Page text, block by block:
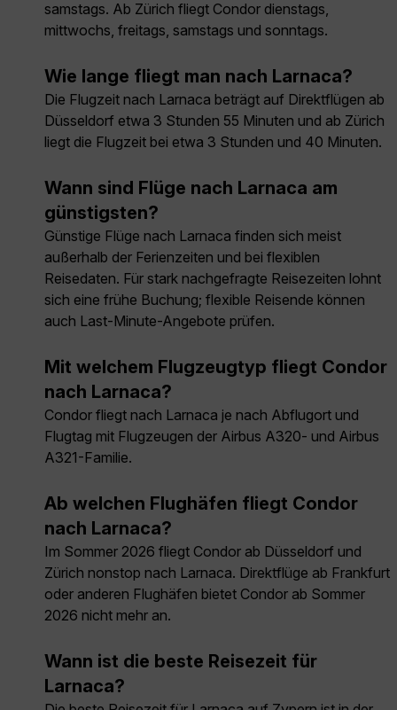
samstags. Ab Zürich fliegt Condor dienstags,
mittwochs, freitags, samstags und sonntags.
Wie lange fliegt man nach Larnaca?
Die Flugzeit nach Larnaca beträgt auf Direktflügen ab
Düsseldorf etwa 3 Stunden 55 Minuten und ab Zürich
liegt die Flugzeit bei etwa 3 Stunden und 40 Minuten.
Wann sind Flüge nach Larnaca am
günstigsten?
Günstige Flüge nach Larnaca finden sich meist
außerhalb der Ferienzeiten und bei flexiblen
Reisedaten. Für stark nachgefragte Reisezeiten lohnt
sich eine frühe Buchung; flexible Reisende können
auch Last-Minute-Angebote prüfen.
Mit welchem Flugzeugtyp fliegt Condor
nach Larnaca?
Condor fliegt nach Larnaca je nach Abflugort und
Flugtag mit Flugzeugen der Airbus A320- und Airbus
A321-Familie.
Ab welchen Flughäfen fliegt Condor
nach Larnaca?
Im Sommer 2026 fliegt Condor ab Düsseldorf und
Zürich nonstop nach Larnaca. Direktflüge ab Frankfurt
oder anderen Flughäfen bietet Condor ab Sommer
2026 nicht mehr an.
Wann ist die beste Reisezeit für
Larnaca?